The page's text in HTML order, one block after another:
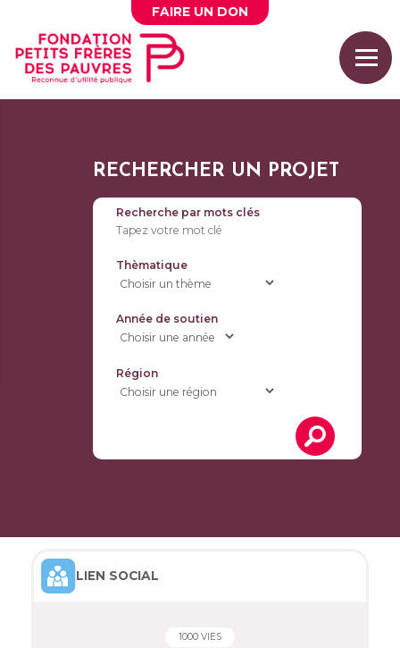
FAIRE UN DON
RECHERCHER UN PROJET
Recherche par mots clés
Thèmatique
Année de soutien
Région
LIEN SOCIAL
1000 VIES